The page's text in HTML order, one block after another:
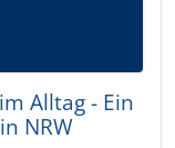
Alltag - Ein
NRW